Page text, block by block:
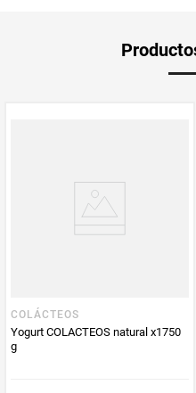
PUM - Unidad
de Medida
COLÁCTEOS
Yogurt COLACTEOS natural x1750
g